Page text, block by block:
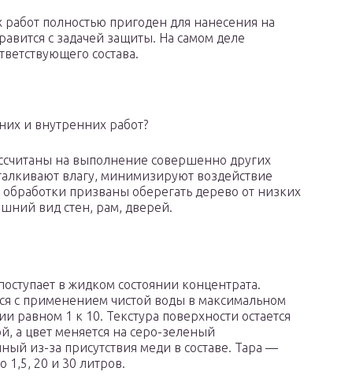
полностью пригоден для нанесения на
с задачей защиты. На самом деле
состава.
и внутренних работ?
на выполнение совершенно других
влагу, минимизируют воздействие
призваны оберегать дерево от низких
вид стен, рам, дверей.
в жидком состоянии концентрата.
с применением чистой воды в максимальном
равном 1 к 10. Текстура поверхности остается
а цвет меняется на серо-зеленый
из-за присутствия меди в составе. Тара —
1,5, 20 и 30 литров.